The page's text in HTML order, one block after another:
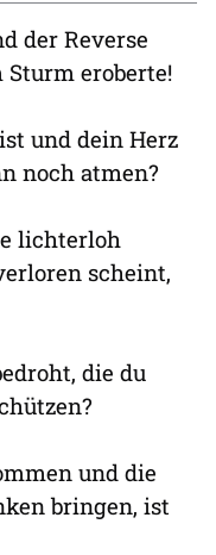
der Reverse
Sturm eroberte!
und dein Herz
noch atmen?
lichterloh
scheint,
die du
und die
bringen, ist